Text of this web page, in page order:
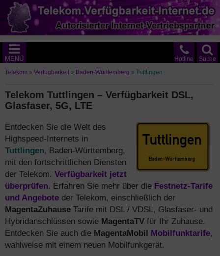
Suche
Hotline
MENÜ
Telekom » Verfügbarkeit » Baden-Württemberg » Tuttlingen
Telekom Tuttlingen – Verfügbarkeit DSL,
Glasfaser, 5G, LTE
Entdecken Sie die Welt des
Highspeed-Internets in
Tuttlingen, Baden-Württemberg,
mit den fortschrittlichen Diensten
der Telekom. Verfügbarkeit jetzt
überprüfen. Erfahren Sie mehr über die Festnetz-Tarife
und Angebote der Telekom, einschließlich der
MagentaZuhause Tarife mit DSL / VDSL, Glasfaser- und
Hybridanschlüssen sowie MagentaTV für Ihr Zuhause.
Entdecken Sie auch die MagentaMobil Mobilfunktarife,
wahlweise mit einem neuen Mobilfunkgerät.